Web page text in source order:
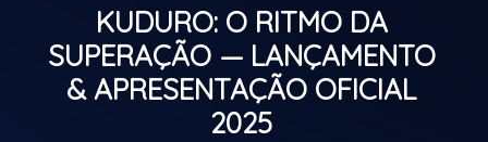
KUDURO: O RITMO DA
SUPERAÇÃO — LANÇAMENTO
& APRESENTAÇÃO OFICIAL
2025